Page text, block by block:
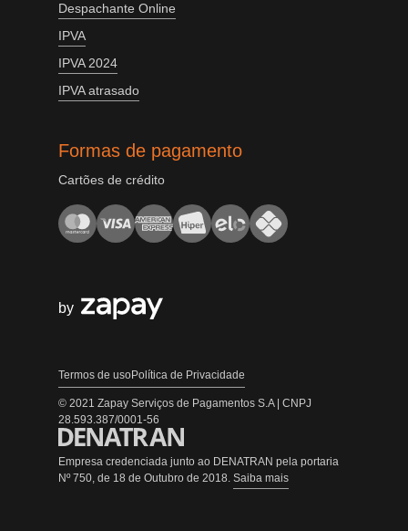
Despachante Online
IPVA
IPVA 2024
IPVA atrasado
Formas de pagamento
Cartões de crédito
by
Empresa credenciada junto ao DENATRAN pela portaria
Nº 750, de 18 de Outubro de 2018. Saiba mais
Termos de usoPolítica de Privacidade
© 2021 Zapay Serviços de Pagamentos S.A | CNPJ
28.593.387/0001-56